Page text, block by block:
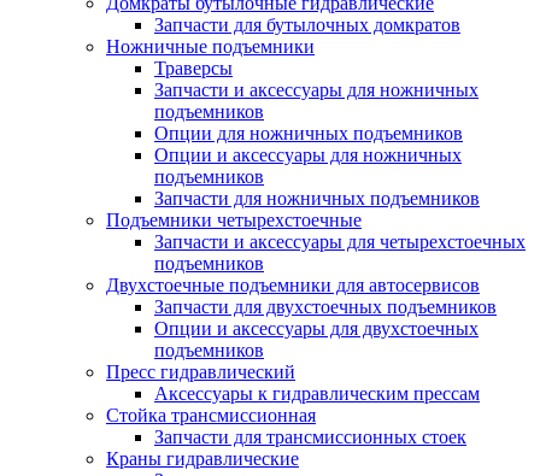
Запчасти для бутылочных домкратов
Ножничные подъемники
Траверсы
Запчасти и аксессуары для ножничных
подъемников
Опции для ножничных подъемников
Опции и аксессуары для ножничных
подъемников
Запчасти для ножничных подъемников
Подъемники четырехстоечные
Запчасти и аксессуары для четырехстоечных
подъемников
Двухстоечные подъемники для автосервисов
Запчасти для двухстоечных подъемников
Опции и аксессуары для двухстоечных
подъемников
Пресс гидравлический
Аксессуары к гидравлическим прессам
Стойка трансмиссионная
Запчасти для трансмиссионных стоек
Краны гидравлические